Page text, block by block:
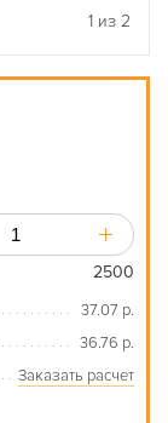
1 из 2
2500
37.07 р.
36.76 р.
Заказать расчет